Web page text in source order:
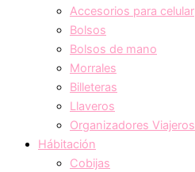
Accesorios para celular
Bolsos
Bolsos de mano
Morrales
Billeteras
Llaveros
Organizadores Viajeros
Hábitación
Cobijas